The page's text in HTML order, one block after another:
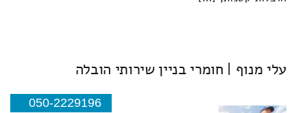
עלי מנוף | חומרי בניין שירותי הובלה
050-2229196